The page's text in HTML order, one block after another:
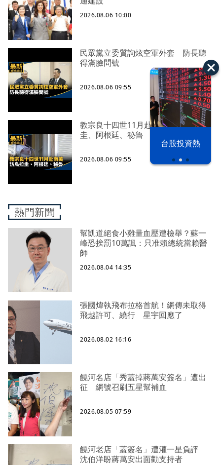
以色列 穹頂
台股投資熱
2026.08.06 10:00
民眾黨立委質詢炫空軍外套 防長聽
得滿臉問號
2026.08.06 09:55
教宗良十四世11月赴南美 訪烏拉
圭、阿根廷、秘魯
2026.08.06 09:55
熱門新聞
幫凱道絕食小雞量血壓遭檢舉？蘇一
峰恐挨罰10萬諷：只准賴總統當賴醫
師
2026.08.04 14:35
張國煒執飛布拉格首航！網傳未取得
飛越許可、繞行 星宇回應了
2026.08.02 16:16
饒河名店「秀蓋掉蔣萬安簽名」遭出
征 網號召刷五星幫補血
2026.08.05 07:59
饒河老店「蓋簽名」遭灌一星負評
沈伯洋盼蔣萬安出面勸支持者